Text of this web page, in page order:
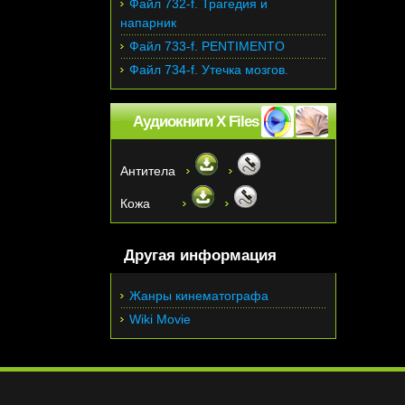
Файл 732-f. Трагедия и
напарник
Файл 733-f. PENTIMENTO
Файл 734-f. Утечка мозгов.
Аудиокниги X Files
Антитела
Кожа
Другая информация
Жанры кинематографа
Wiki Movie